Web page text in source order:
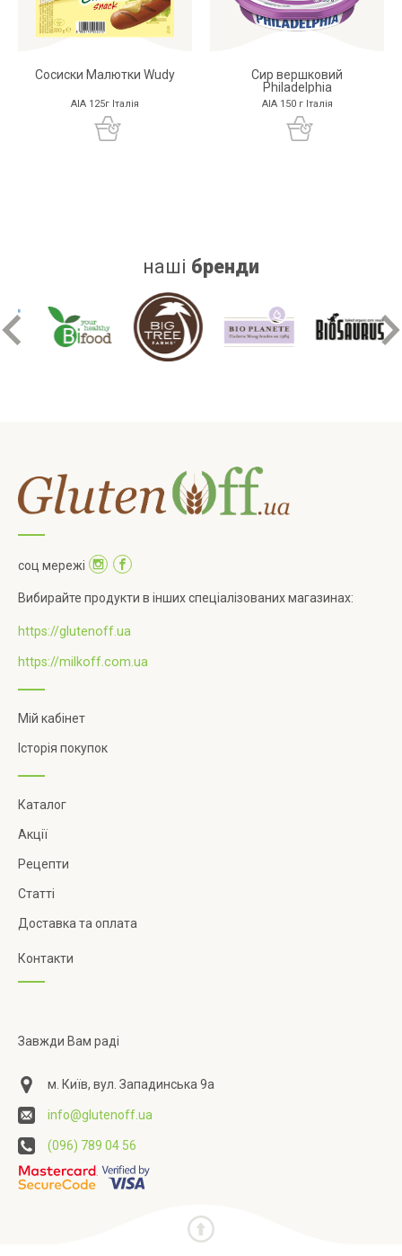
Сосиски Малютки Wudy
AIA 125г Італія
Сир вершковий
Philadelphia
AIA 150 г Італія
наші бренди
соц мережі
Вибирайте продукти в інших спеціалізованих магазинах:
https://glutenoff.ua
https://milkoff.com.ua
Мій кабінет
Історія покупок
Каталог
Акції
Рецепти
Статті
Доставка та оплата
Контакти
Завжди Вам раді
м. Київ, вул. Западинська 9а
info@glutenoff.ua
(096) 789 04 56